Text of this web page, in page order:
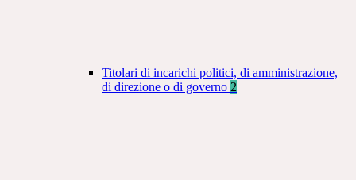
Titolari di incarichi politici, di amministrazione,
di direzione o di governo 2